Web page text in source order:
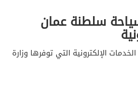
سلطنة عمان
الإلكترونية التي توفرها وزارة